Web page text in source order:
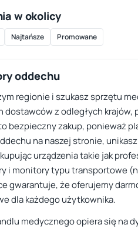
w okolicy
Najtańsze Promowane
oddechu
regionie i szukasz sprzętu
z odległych
bezpieczny zakup, ponieważ
na naszej stronie,
urządzenia takie jak
i monitory typu transportowe
gwarantuje, że oferujemy
dla każdego użytkownika.
medycznego opiera się na